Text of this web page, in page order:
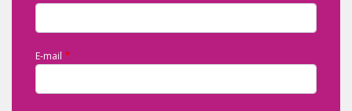
E-mail